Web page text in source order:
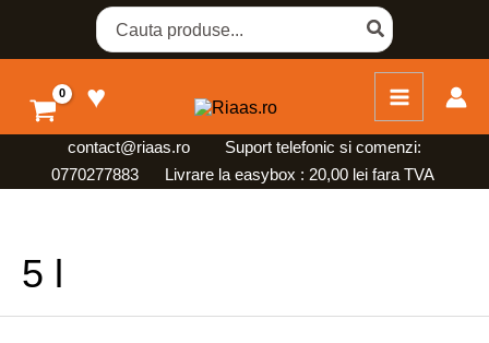
content
Search
for:
♥
contact@riaas.ro
Suport telefonic si comenzi:
0770277883 Livrare la easybox : 20,00 lei fara TVA
5 l